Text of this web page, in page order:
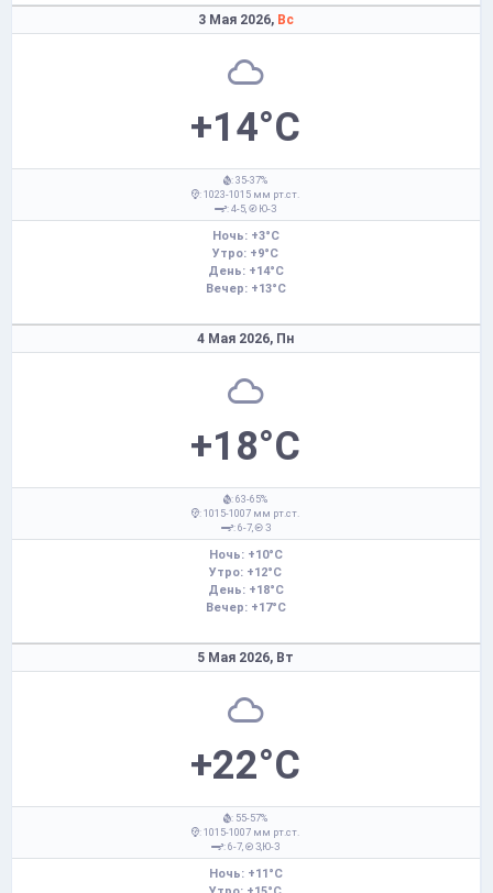
3 Мая 2026, Вс
+14°C
: 35-37%
: 1023-1015 мм рт.ст.
: 4-5,
Ю-З
Ночь: +3°C
Утро: +9°C
День: +14°C
Вечер: +13°C
4 Мая 2026, Пн
+18°C
: 63-65%
: 1015-1007 мм рт.ст.
: 6-7,
З
Ночь: +10°C
Утро: +12°C
День: +18°C
Вечер: +17°C
5 Мая 2026, Вт
+22°C
: 55-57%
: 1015-1007 мм рт.ст.
: 6-7,
З,Ю-З
Ночь: +11°C